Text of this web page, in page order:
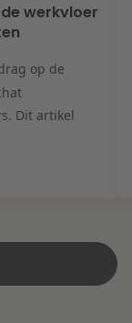
werkvloer
op de
Dit artikel